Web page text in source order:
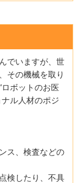
でいますが、世
その機械を取り
ボットのお医
ル人材のポジ
ス、検査などの
検したり、不具